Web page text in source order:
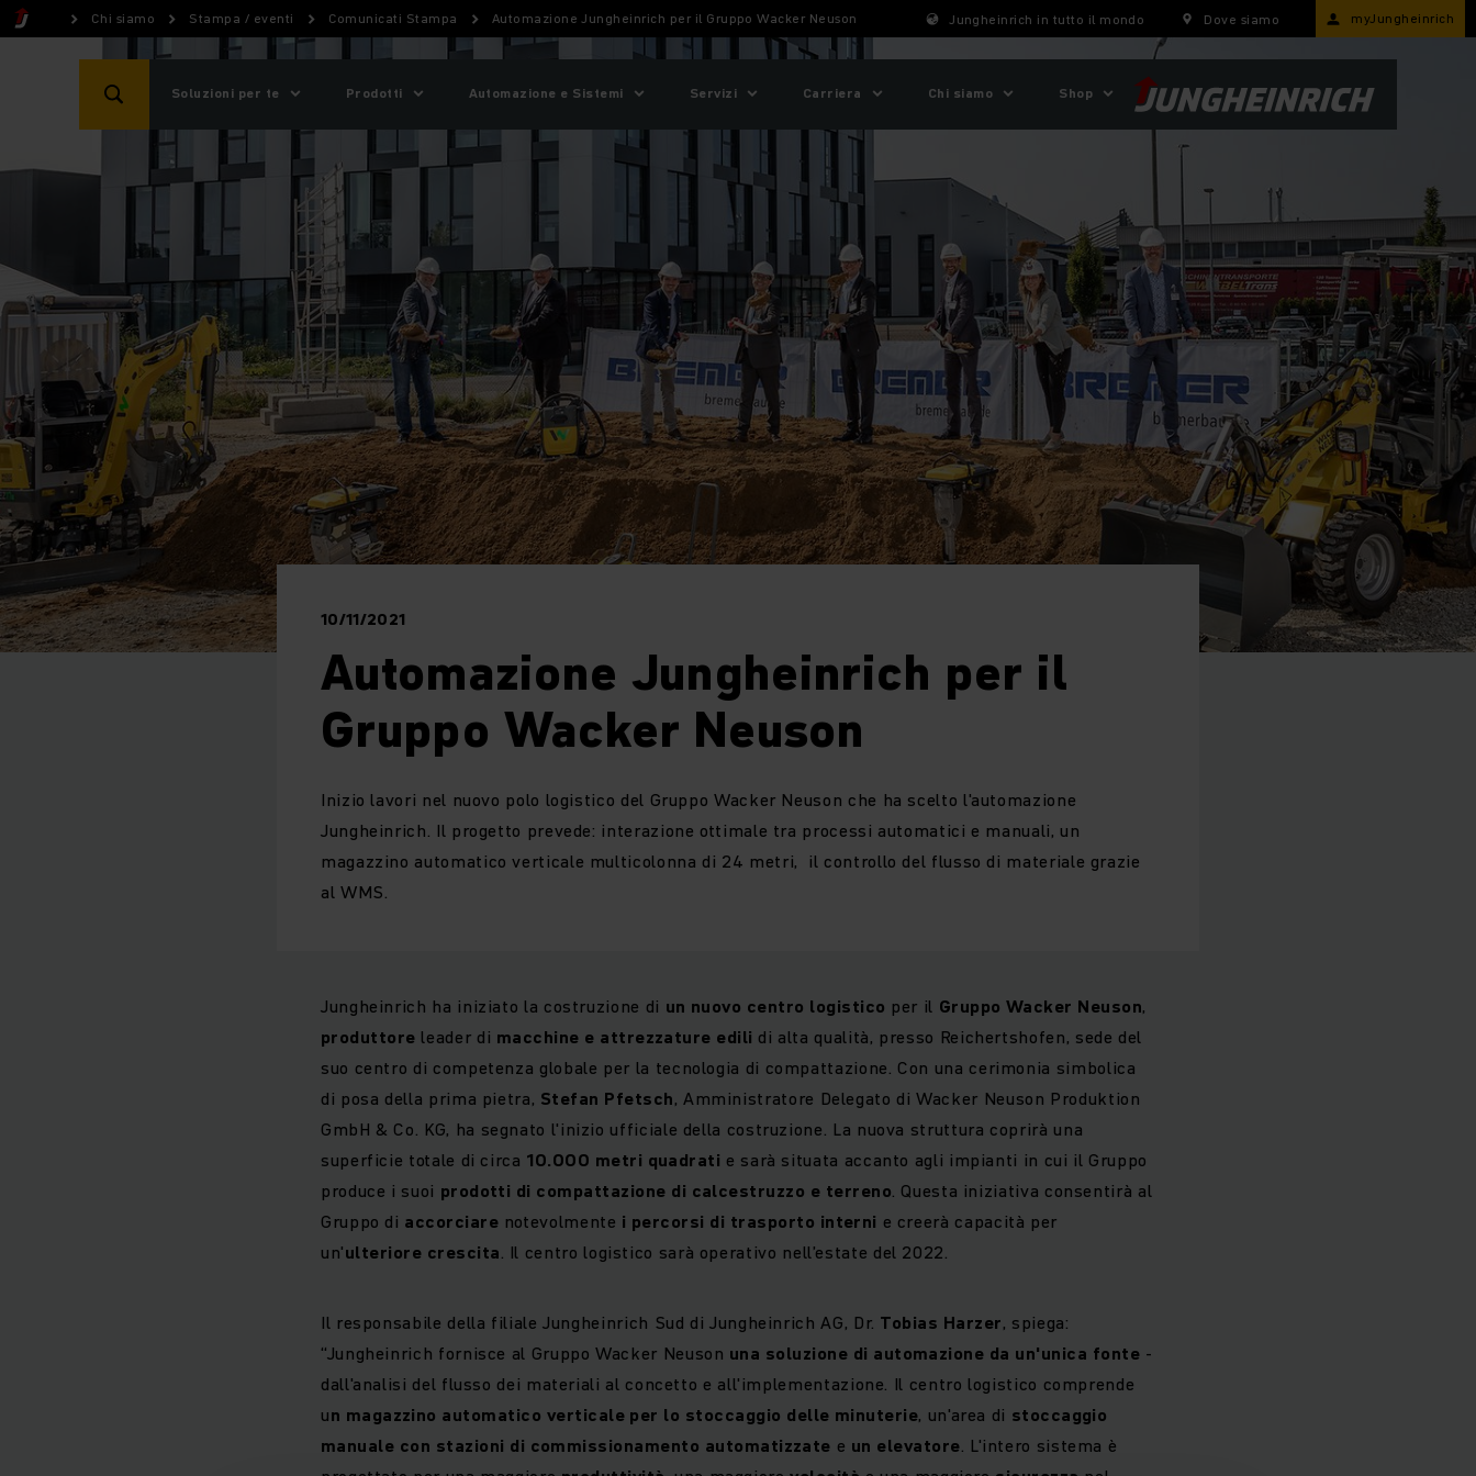
Chi siamo Stampa / eventi Comunicati Stampa Automazione Jungheinrich per il Gruppo Wacker Neuson Jungheinrich in tutto il mondo Dove siamo myJungheinrich
Soluzioni per te Prodotti Automazione e Sistemi Servizi Carriera Chi siamo Shop
10/11/2021
Automazione Jungheinrich per il
Gruppo Wacker Neuson
Inizio lavori nel nuovo polo logistico del Gruppo Wacker Neuson che ha scelto l'automazione
Jungheinrich. Il progetto prevede: interazione ottimale tra processi automatici e manuali, un
magazzino automatico verticale multicolonna di 24 metri, il controllo del flusso di materiale grazie
al WMS.
Jungheinrich ha iniziato la costruzione di un nuovo centro logistico per il Gruppo Wacker Neuson,
produttore leader di macchine e attrezzature edili di alta qualità, presso Reichertshofen, sede del
suo centro di competenza globale per la tecnologia di compattazione. Con una cerimonia simbolica
di posa della prima pietra, Stefan Pfetsch, Amministratore Delegato di Wacker Neuson Produktion
GmbH & Co. KG, ha segnato l'inizio ufficiale della costruzione. La nuova struttura coprirà una
superficie totale di circa 10.000 metri quadrati e sarà situata accanto agli impianti in cui il Gruppo
produce i suoi prodotti di compattazione di calcestruzzo e terreno. Questa iniziativa consentirà al
Gruppo di accorciare notevolmente i percorsi di trasporto interni e creerà capacità per
un'ulteriore crescita. Il centro logistico sarà operativo nell’estate del 2022.
Il responsabile della filiale Jungheinrich Sud di Jungheinrich AG, Dr. Tobias Harzer, spiega:
“Jungheinrich fornisce al Gruppo Wacker Neuson una soluzione di automazione da un'unica fonte -
dall'analisi del flusso dei materiali al concetto e all'implementazione. Il centro logistico comprende
un magazzino automatico verticale per lo stoccaggio delle minuterie, un'area di stoccaggio
manuale con stazioni di commissionamento automatizzate e un elevatore. L'intero sistema è